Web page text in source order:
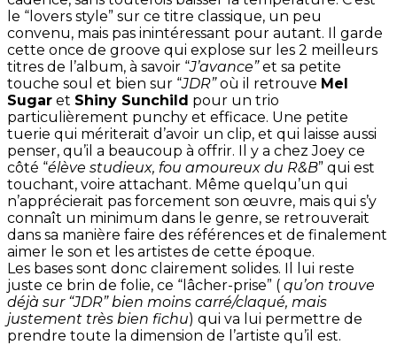
le “lovers style” sur ce titre classique, un peu
convenu, mais pas inintéressant pour autant. Il garde
cette once de groove qui explose sur les 2 meilleurs
titres de l’album, à savoir “J’avance”et sa petite
touche soul et bien sur “JDR”où il retrouve Mel
Sugar et Shiny Sunchild pour un trio
particulièrement punchy et efficace. Une petite
tuerie qui mériterait d’avoir un clip, et qui laisse aussi
penser, qu’il a beaucoup à offrir. Il y a chezJoey ce
côté “élève studieux, fou amoureux du R&B” qui est
touchant, voire attachant. Même quelqu’un qui
n’apprécierait pas forcement son œuvre, mais qui s’y
connaît un minimum dans le genre, se retrouverait
dans sa manière faire des références et de finalement
aimer le son et les artistes de cette époque.
Les bases sont donc clairement solides. Il lui reste
juste ce brin de folie, ce “lâcher-prise” ( qu’on trouve
déjà sur “JDR” bien moins carré/claqué, mais
justement très bien fichu) qui va lui permettre de
prendre toute la dimension de l’artiste qu’il est.